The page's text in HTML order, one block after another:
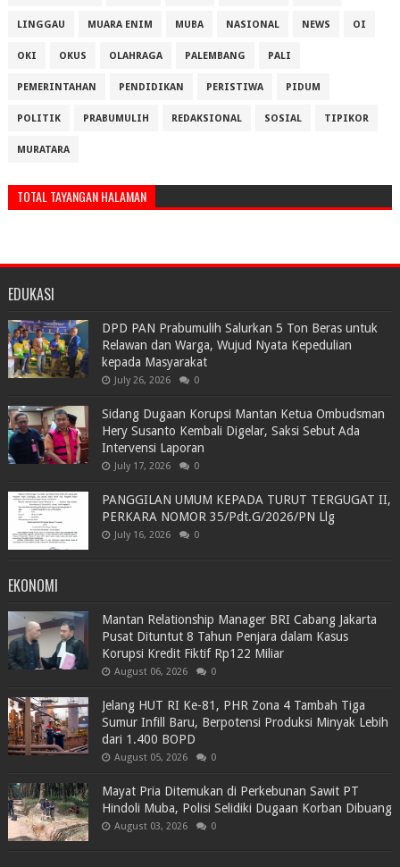
LINGGAU MUARA ENIM MUBA NASIONAL NEWS OI
OKI OKUS OLAHRAGA PALEMBANG PALI
PEMERINTAHAN PENDIDIKAN PERISTIWA PIDUM
POLITIK PRABUMULIH REDAKSIONAL SOSIAL TIPIKOR
MURATARA
TOTAL TAYANGAN HALAMAN
EDUKASI
DPD PAN Prabumulih Salurkan 5 Ton Beras untuk
Relawan dan Warga, Wujud Nyata Kepedulian
kepada Masyarakat
July 26, 2026 0
Sidang Dugaan Korupsi Mantan Ketua Ombudsman
Hery Susanto Kembali Digelar, Saksi Sebut Ada
Intervensi Laporan
July 17, 2026 0
PANGGILAN UMUM KEPADA TURUT TERGUGAT II,
PERKARA NOMOR 35/Pdt.G/2026/PN Llg
July 16, 2026 0
EKONOMI
Mantan Relationship Manager BRI Cabang Jakarta
Pusat Dituntut 8 Tahun Penjara dalam Kasus
Korupsi Kredit Fiktif Rp122 Miliar
August 06, 2026 0
Jelang HUT RI Ke-81, PHR Zona 4 Tambah Tiga
Sumur Infill Baru, Berpotensi Produksi Minyak Lebih
dari 1.400 BOPD
August 05, 2026 0
Mayat Pria Ditemukan di Perkebunan Sawit PT
Hindoli Muba, Polisi Selidiki Dugaan Korban Dibuang
August 03, 2026 0